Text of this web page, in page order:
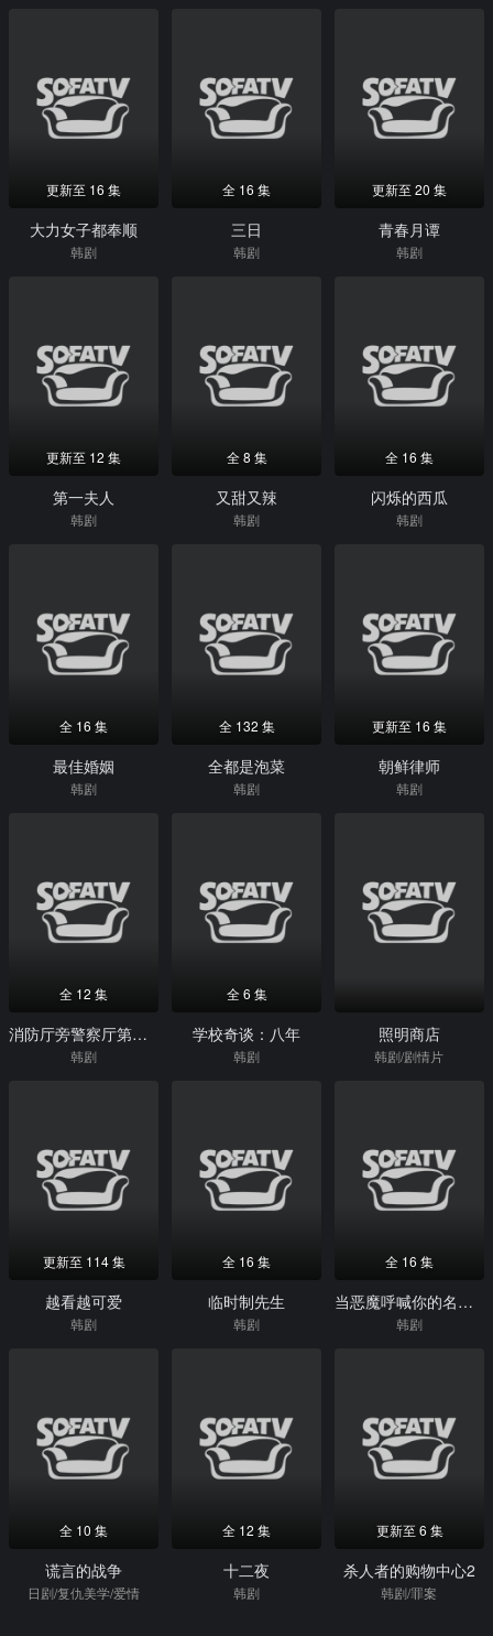
更新至 16 集
大力女子都奉顺
韩剧
全 16 集
三日
韩剧
更新至 20 集
青春月谭
韩剧
更新至 12 集
第一夫人
韩剧
全 8 集
又甜又辣
韩剧
全 16 集
闪烁的西瓜
韩剧
全 16 集
最佳婚姻
韩剧
全 132 集
全都是泡菜
韩剧
更新至 16 集
朝鲜律师
韩剧
全 12 集
消防厅旁警察厅第二季
韩剧
全 6 集
学校奇谈：八年
韩剧
照明商店
韩剧/剧情片
更新至 114 集
越看越可爱
韩剧
全 16 集
临时制先生
韩剧
全 16 集
当恶魔呼喊你的名字时
韩剧
全 10 集
谎言的战争
日剧/复仇美学/爱情
全 12 集
十二夜
韩剧
更新至 6 集
杀人者的购物中心2
韩剧/罪案